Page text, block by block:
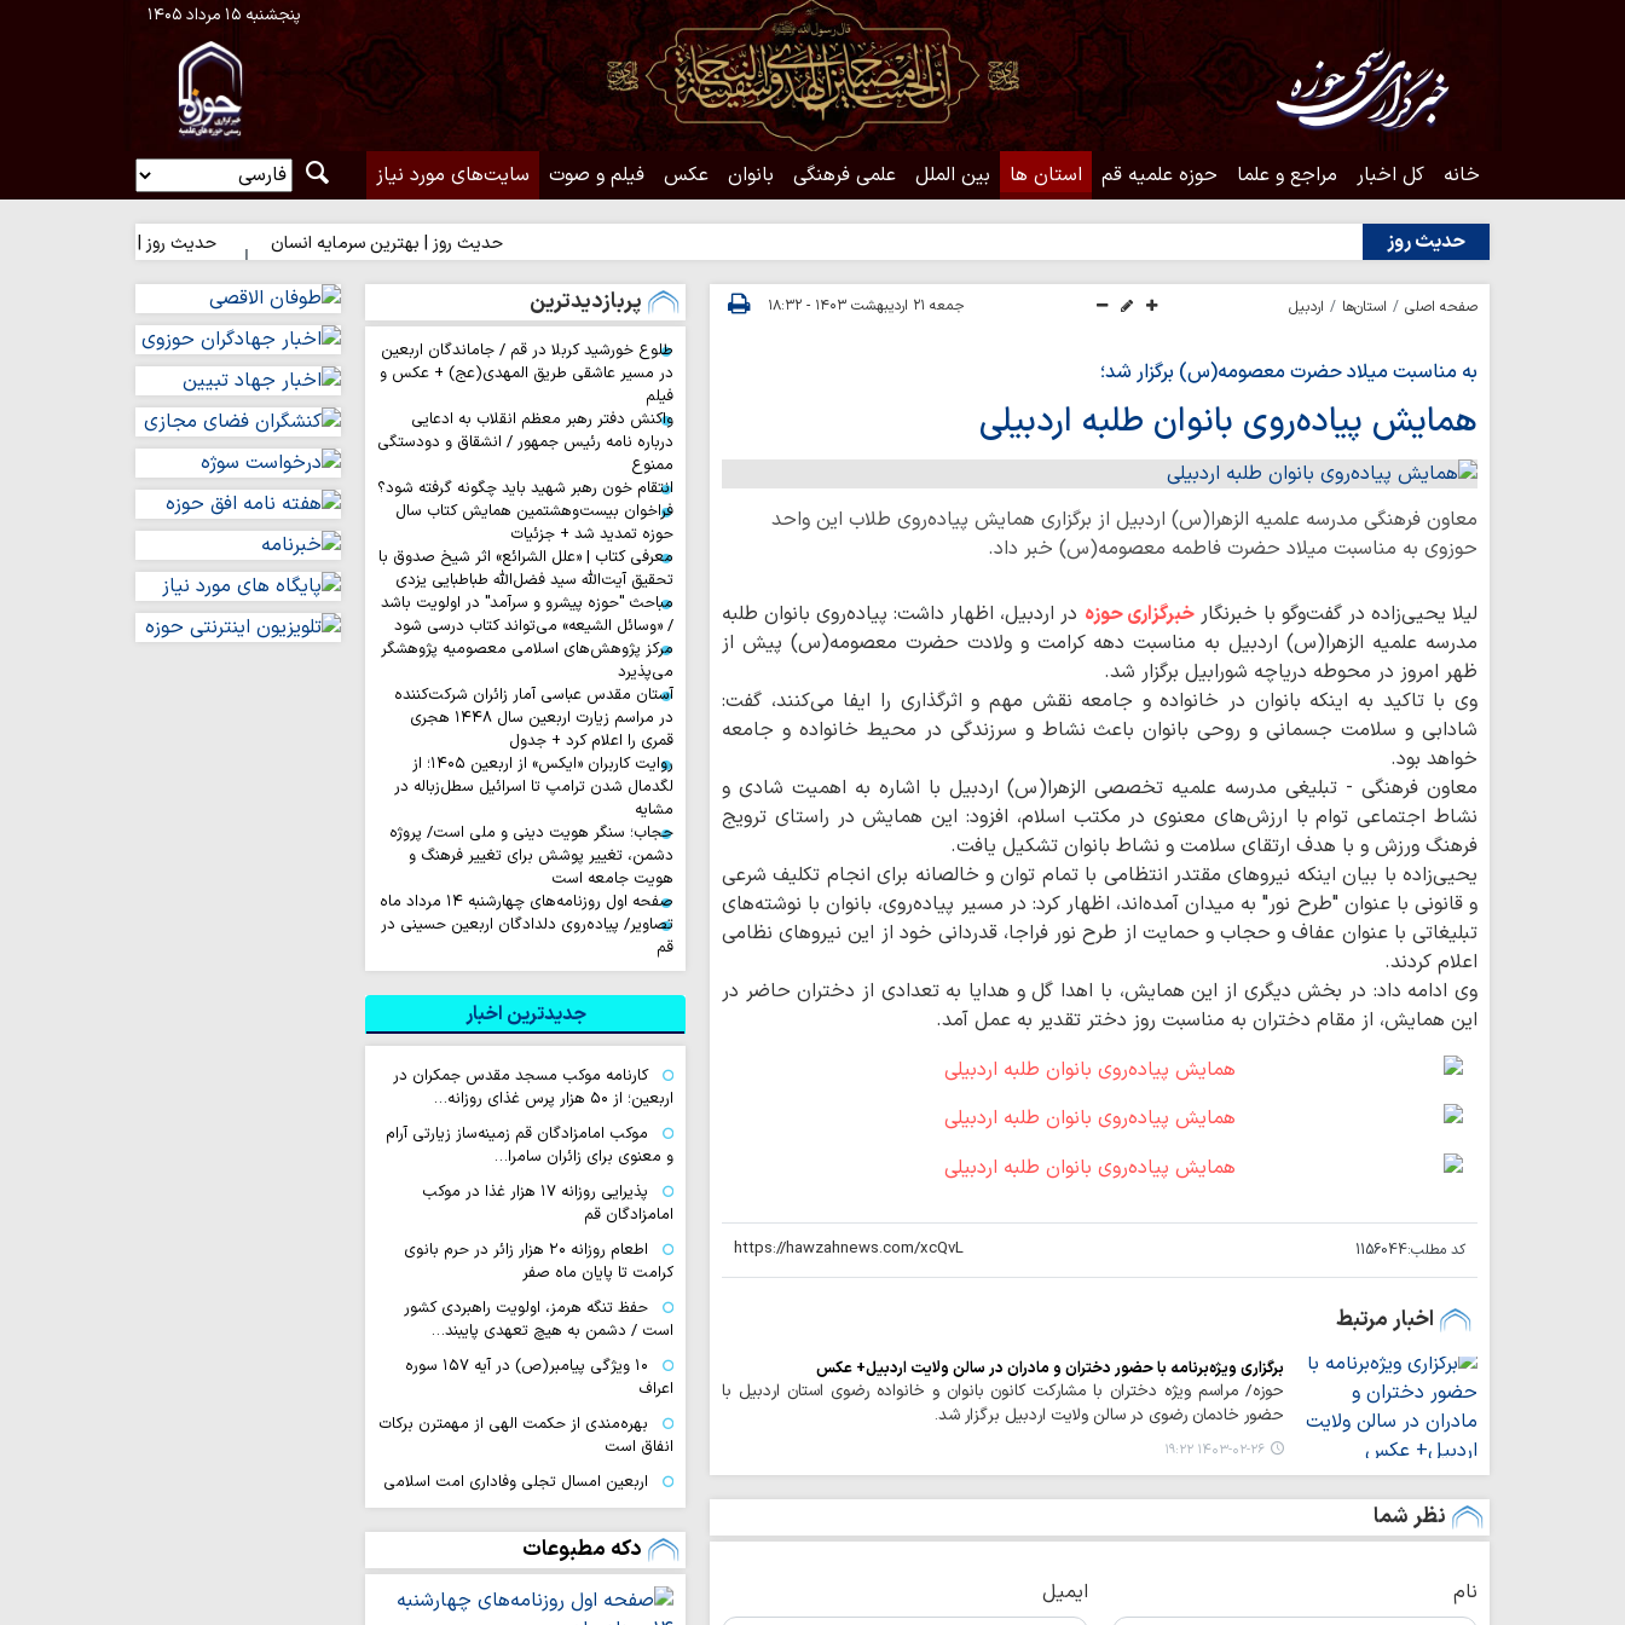
پنجشنبه ۱۵ مرداد ۱۴۰۵
خانه کل اخبار مراجع و علما حوزه علمیه قم استان ها بین الملل علمی فرهنگی بانوان عکس فیلم و صوت سایت‌های مورد نیاز
حدیث روز حدیث روز | بهترین سرمایه انسان حدیث روز | شکیبایی بر تلخی حق
صفحه اصلی استان‌ها اردبیل جمعه ۲۱ اردیبهشت ۱۴۰۳ - ۱۸:۳۲
به مناسبت میلاد حضرت معصومه(س) برگزار شد؛
همایش پیاده‌روی بانوان طلبه اردبیلی
معاون فرهنگی مدرسه علمیه الزهرا(س) اردبیل از برگزاری همایش‌ پیاده‌روی طلاب این واحد
حوزوی به مناسبت میلاد حضرت فاطمه معصومه(س) خبر داد.
لیلا یحیی‌زاده در گفت‌وگو با خبرنگارخبرگزاری حوزه در اردبیل، اظهار داشت: پیاده‌روی بانوان طلبه
مدرسه علمیه الزهرا(س) اردبیل به مناسبت دهه کرامت و ولادت حضرت معصومه(س) پیش از
ظهر امروز در محوطه دریاچه شورابیل برگزار شد.
وی با تاکید به اینکه بانوان در خانواده و جامعه نقش مهم و اثرگذاری را ایفا می‌کنند، گفت:
شادابی و سلامت جسمانی و روحی بانوان باعث نشاط و سرزندگی در محیط خانواده و جامعه
خواهد بود.
معاون فرهنگی - تبلیغی مدرسه علمیه تخصصی الزهرا(س) اردبیل با اشاره به اهمیت شادی و
نشاط اجتماعی توام با ارزش‌های معنوی در مکتب اسلام، افزود: این همایش در راستای ترویج
فرهنگ ورزش و با هدف ارتقای سلامت و نشاط بانوان تشکیل یافت.
یحیی‌زاده با بیان اینکه نیروهای مقتدر انتظامی با تمام توان و خالصانه برای انجام تکلیف شرعی
و قانونی با عنوان "طرح نور" به میدان آمده‌اند، اظهار کرد: در مسیر پیاده‌روی، بانوان با نوشته‌های
تبلیغاتی با عنوان عفاف و حجاب و حمایت از طرح نور فراجا، قدردانی خود از این نیروهای نظامی
اعلام کردند.
وی ادامه داد: در بخش دیگری از این همایش، با اهدا گل و هدایا به تعدادی از دختران حاضر در
این همایش، از مقام دختران به مناسبت روز دختر تقدیر به عمل آمد.
کد مطلب:1156044
اخبار مرتبط
برگزاری ویژه‌برنامه با حضور دختران و مادران در سالن ولایت اردبیل+ عکس
حوزه/ مراسم ویژه دختران با مشارکت کانون بانوان و خانواده رضوی استان اردبیل با
حضور خادمان رضوی در سالن ولایت اردبیل برگزار شد.
۱۴۰۳-۰۲-۲۶ ۱۹:۲۲
نظر شما
نام ایمیل
پربازدیدترین
طلوع خورشید کربلا در قم / جاماندگان اربعین
در مسیر عاشقی طریق المهدی(عج) + عکس و
فیلم
واکنش دفتر رهبر معظم انقلاب به ادعایی
درباره نامه رئیس جمهور / انشقاق و دودستگی
ممنوع
انتقام خون رهبر شهید باید چگونه گرفته شود؟
فراخوان بیست‌وهشتمین همایش کتاب سال
حوزه تمدید شد + جزئیات
معرفی کتاب | «علل الشرائع» اثر شیخ صدوق با
تحقیق آیت‌الله سید فضل‌الله طباطبایی یزدی
مباحث "حوزه پیشرو و سرآمد" در اولویت باشد
/ «وسائل الشیعه» می‌تواند کتاب درسی شود
مرکز پژوهش‌های اسلامی معصومیه پژوهشگر
می‌پذیرد
آستان مقدس عباسی آمار زائران شرکت‌کننده
در مراسم زیارت اربعین سال ۱۴۴۸ هجری
قمری را اعلام کرد + جدول
روایت‌ کاربران «ایکس» از اربعین ۱۴۰۵؛ از
لگدمال شدن ترامپ تا اسرائیل سطل‌زباله‌ در
مشایه
حجاب؛ سنگر هویت دینی و ملی است/ پروژه
دشمن، تغییر پوشش برای تغییر فرهنگ و
هویت جامعه است
صفحه اول روزنامه‌های چهارشنبه ۱۴ مرداد ماه
تصاویر/ پیاده‌روی دلدادگان اربعین حسینی در
قم
جدیدترین اخبار
کارنامه موکب مسجد مقدس جمکران در
اربعین؛ از ۵۰ هزار پرس غذای روزانه…
موکب امامزادگان قم زمینه‌ساز زیارتی آرام
و معنوی برای زائران سامرا…
پذیرایی روزانه ۱۷ هزار غذا در موکب
امامزادگان قم
اطعام روزانه ۲۰ هزار زائر در حرم بانوی
کرامت تا پایان ماه صفر
حفظ تنگه هرمز، اولویت راهبردی کشور
است / دشمن به هیچ تعهدی پایبند…
۱۰ ویژگی پیامبر(ص) در آیه ۱۵۷ سوره
اعراف
بهره‌مندی از حکمت الهی از مهمترن برکات
انفاق است
اربعین امسال تجلی وفاداری امت اسلامی
به قائد شهید بود
اردوگاه جدید دانش‌آموزی در منطقه فردو
قم احداث می‌شود
صیانت از هویت دینی و فرهنگی، نیازمند
دکه مطبوعات